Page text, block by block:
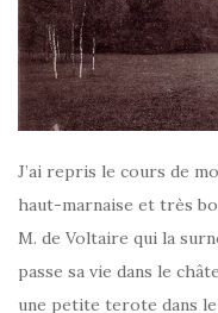
J’ai repris le cours de
haut-marnaise et très
M. de Voltaire qui la
passe sa vie dans le
une petite terote dans